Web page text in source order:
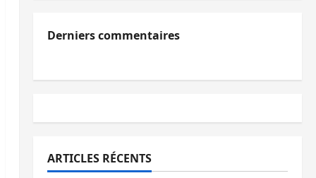
Derniers commentaires
ARTICLES RÉCENTS